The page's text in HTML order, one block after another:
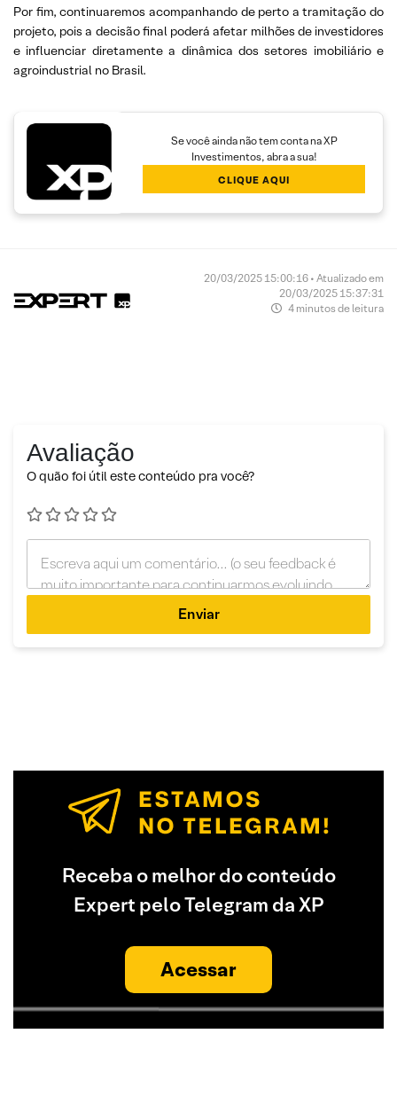
Por fim, continuaremos acompanhando de perto a tramitação do
projeto, pois a decisão final poderá afetar milhões de investidores
e influenciar diretamente a dinâmica dos setores imobiliário e
agroindustrial no Brasil.
Se você ainda não tem conta na XP
Investimentos, abra a sua!
CLIQUE AQUI
20/03/2025 15:00:16 • Atualizado em
20/03/2025 15:37:31
4 minutos de leitura
Avaliação
O quão foi útil este conteúdo pra você?
Enviar
Receba o melhor do conteúdo
Expert pelo Telegram da XP
Acessar